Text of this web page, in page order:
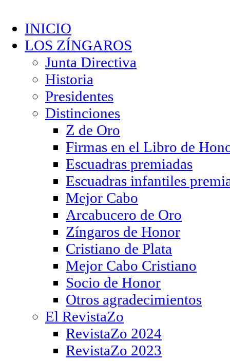
INICIO
LOS ZÍNGAROS
Junta Directiva
Historia
Presidentes
Distinciones
Z de Oro
Firmas en el Libro de
Escuadras premiadas
Escuadras infantiles
Mejor Cabo
Arcabucero de Oro
Zíngaros de Honor
Cristiano de Plata
Mejor Cabo Cristiano
Socio de Honor
Otros agradecimientos
El RevistaZo
RevistaZo 2024
RevistaZo 2023